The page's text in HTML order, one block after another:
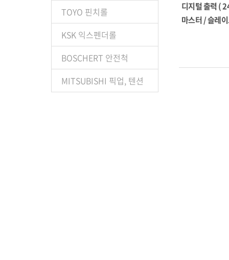
TOYO 핀치롤
KSK 익스펜더롤
BOSCHERT 안전척
MITSUBISHI 픽업, 텐션
디지털 출력 (
마스터 / 슬레